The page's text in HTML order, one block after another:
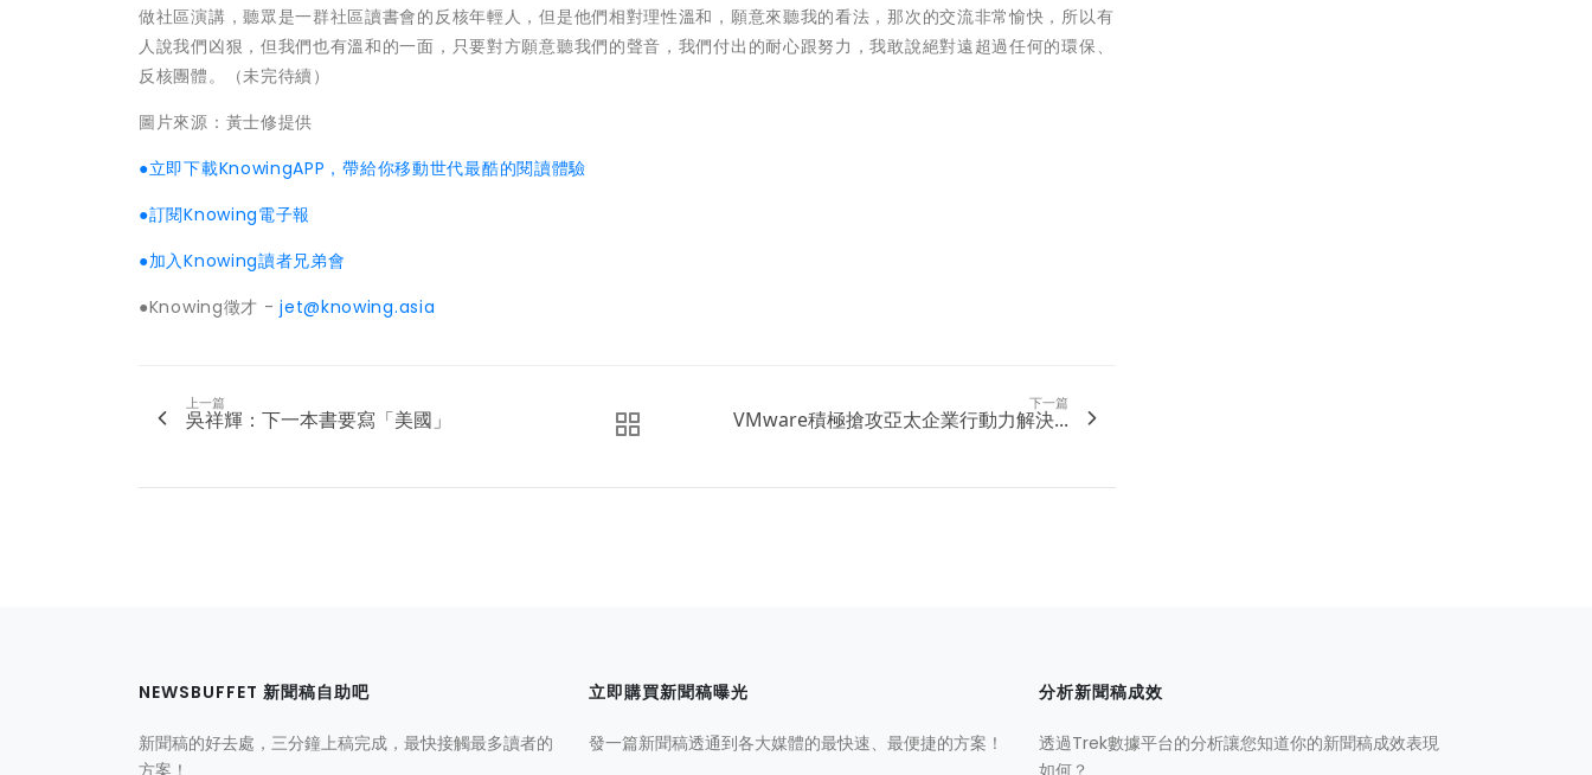
做社區演講，聽眾是一群社區讀書會的反核年輕人，但是他們相對理性溫和，願意來聽我的看法，那次的交流非常愉快，所以有
人說我們凶狠，但我們也有溫和的一面，只要對方願意聽我們的聲音，我們付出的耐心跟努力，我敢說絕對遠超過任何的環保、
反核團體。（未完待續）
圖片來源：黃士修提供
●立即下載KnowingAPP，帶給你移動世代最酷的閱讀體驗
●訂閱Knowing電子報
●加入Knowing讀者兄弟會
●Knowing徵才 -jet@knowing.asia
上一篇
吳祥輝：下一本書要寫「美國」
下一篇
VMware積極搶攻亞太企業行動力解決...
NEWSBUFFET 新聞稿自助吧
新聞稿的好去處，三分鐘上稿完成，最快接觸最多讀者的
立即購買新聞稿曝光
發一篇新聞稿透通到各大媒體的最快速、最便捷的方案！
分析新聞稿成效
透過Trek數據平台的分析讓您知道你的新聞稿成效表現